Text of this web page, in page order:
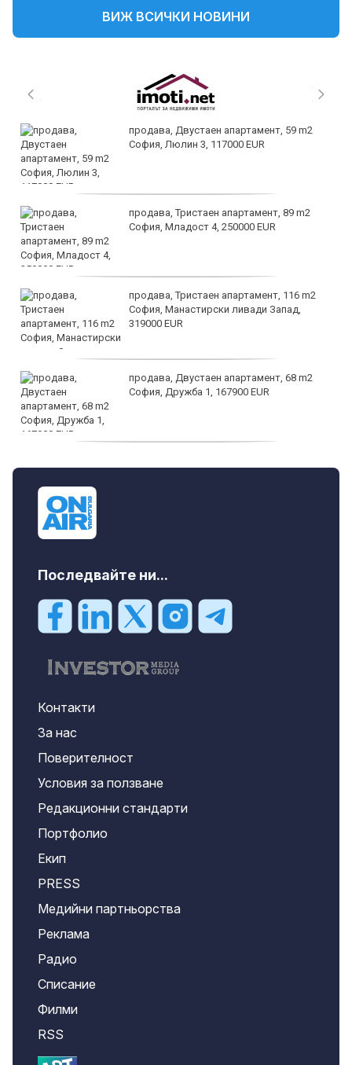
ВИЖ ВСИЧКИ НОВИНИ
продава, Двустаен апартамент, 59 m2
София, Люлин 3, 117000 EUR
продава, Тристаен апартамент, 89 m2
София, Младост 4, 250000 EUR
продава, Тристаен апартамент, 116 m2
София, Манастирски ливади Запад,
319000 EUR
продава, Двустаен апартамент, 68 m2
София, Дружба 1, 167900 EUR
Последвайте ни...
Контакти
За нас
Поверителност
Условия за ползване
Редакционни стандарти
Портфолио
Екип
PRESS
Медийни партньорства
Реклама
Радио
Списание
Филми
RSS